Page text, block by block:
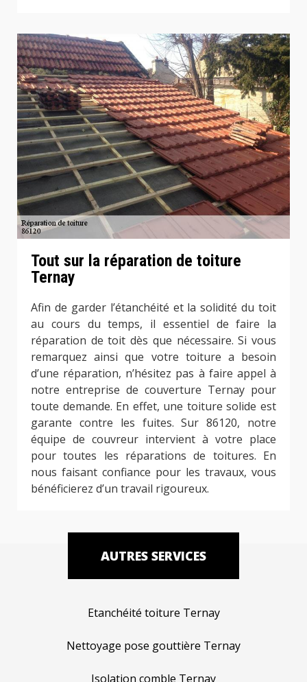
Tout sur la réparation de toiture
Ternay
Afin de garder l’étanchéité et la solidité du toit
au cours du temps, il essentiel de faire la
réparation de toit dès que nécessaire. Si vous
remarquez ainsi que votre toiture a besoin
d’une réparation, n’hésitez pas à faire appel à
notre entreprise de couverture Ternay pour
toute demande. En effet, une toiture solide est
garante contre les fuites. Sur 86120, notre
équipe de couvreur intervient à votre place
pour toutes les réparations de toitures. En
nous faisant confiance pour les travaux, vous
bénéficierez d’un travail rigoureux.
AUTRES SERVICES
Etanchéité toiture Ternay
Nettoyage pose gouttière Ternay
Isolation comble Ternay